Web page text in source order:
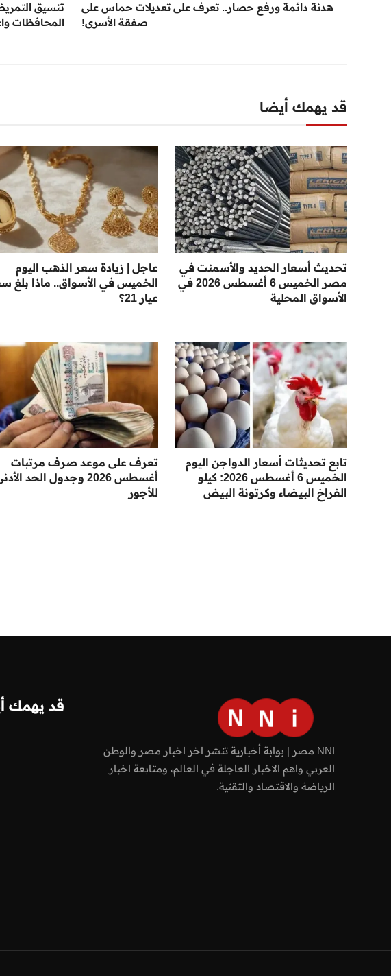
هدنة دائمة ورفع حصار.. تعرف على تعديلات حماس على
صفقة الأسرى!
المحافظات
قد يهمك أيضا
تحديث أسعار الحديد والأسمنت في
مصر الخميس 6 أغسطس 2026 في
الأسواق المحلية
عاجل | زيادة سعر الذهب اليوم
الخميس في الأسواق.. ماذا بلغ
عيار 21؟
تابع تحديثات أسعار الدواجن اليوم
الخميس 6 أغسطس 2026: كيلو
الفراخ البيضاء وكرتونة البيض
تعرف على موعد صرف مرتبات
أغسطس 2026 وجدول الحد
للأجور
NNI مصر | بوابة أخبارية تنشر اخر اخبار مصر والوطن
العربي واهم الاخبار العاجلة في العالم، ومتابعة اخبار
الرياضة والاقتصاد والتقنية.
قد يهمك